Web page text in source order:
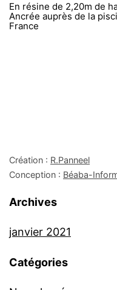
En résine de 2,20m de
Ancrée auprès de la
France
Création : R.Panneel
Conception : Béaba-
Archives
janvier 2021
Catégories